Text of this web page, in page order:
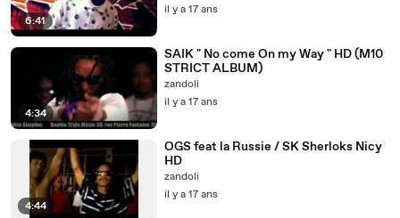
6:41
il y a 17 ans
4:34
SAIK " No come On my Way " HD (M10
STRICT ALBUM)
zandoli
il y a 17 ans
4:44
OGS feat la Russie / SK Sherloks Nicy
HD
zandoli
il y a 17 ans